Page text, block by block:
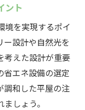
ント
境を実現するポイ
ー設計や自然光を
考えた設計が重要
省エネ設備の選定
調和した平屋の注
しょう。